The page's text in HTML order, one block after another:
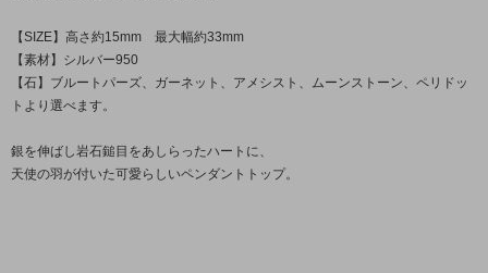
【SIZE】高さ約15mm 最大幅約33mm
【素材】シルバー950
【石】ブルートパーズ、ガーネット、アメシスト、ムーンストーン、ペリドッ
トより選べます。
銀を伸ばし岩石鎚目をあしらったハートに、
天使の羽が付いた可愛らしいペンダントトップ。